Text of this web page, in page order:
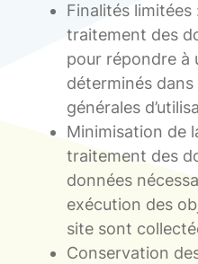
Finalités
traitement des
pour répondre à
déterminés
générales
Minimisation de
traitement des
données
exécution des
site sont
Conservation